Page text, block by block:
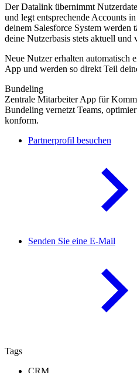
Der Datalink übernimmt
und legt entsprechende Accounts
deinem Salesforce System werden
deine Nutzerbasis stets aktuell und
Neue Nutzer erhalten automatisch
App und werden so direkt Teil
Bundeling
Zentrale Mitarbeiter App für
Bundeling vernetzt Teams,
konform.
Partnerprofil besuchen
Senden Sie eine E-Mail
Tags
CRM